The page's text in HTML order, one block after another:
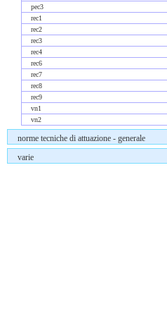
pec3
rec1
rec2
rec3
rec4
rec6
rec7
rec8
rec9
vn1
vn2
norme tecniche di attuazione - generale
varie